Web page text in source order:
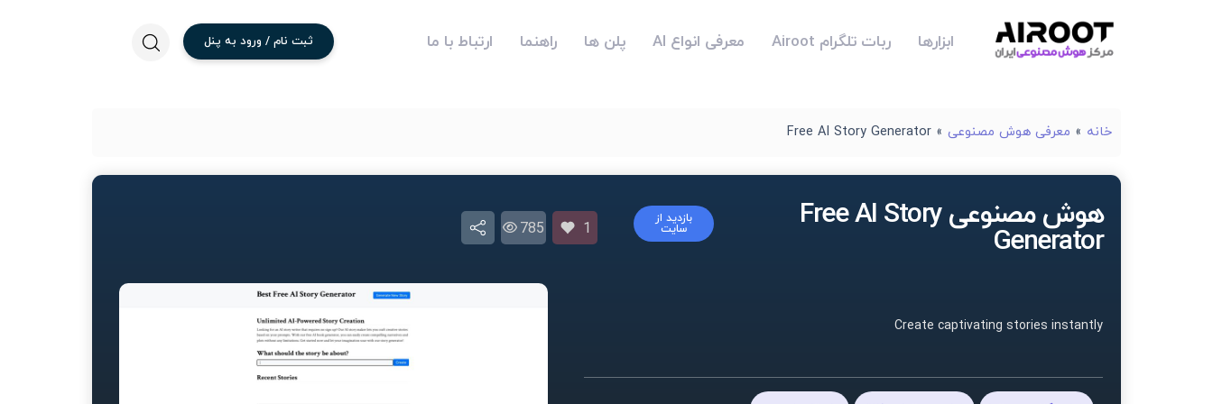
ابزارها ربات تلگرام Airoot معرفی انواع AI پلن ها راهنما ارتباط با ما ثبت نام / ورود به پنل
خانه » معرفی هوش مصنوعی »
Free AI Story Generator
هوش مصنوعی Free AI Story
Generator
بازدید از
سایت 1
785
Create captivating stories instantly